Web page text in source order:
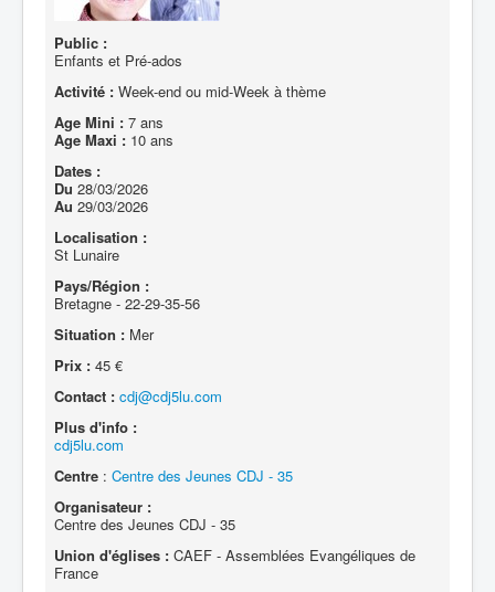
Public :
Enfants et Pré-ados
Activité : Week-end ou mid-Week à thème
Age Mini : 7 ans
Age Maxi : 10 ans
Dates :
Du 28/03/2026
Au 29/03/2026
Localisation :
St Lunaire
Pays/Région :
Bretagne - 22-29-35-56
Situation : Mer
Prix : 45 €
Contact : cdj@cdj5lu.com
Plus d'info :
cdj5lu.com
Centre : Centre des Jeunes CDJ - 35
Organisateur :
Centre des Jeunes CDJ - 35
Union d'églises : CAEF - Assemblées Evangéliques de
France